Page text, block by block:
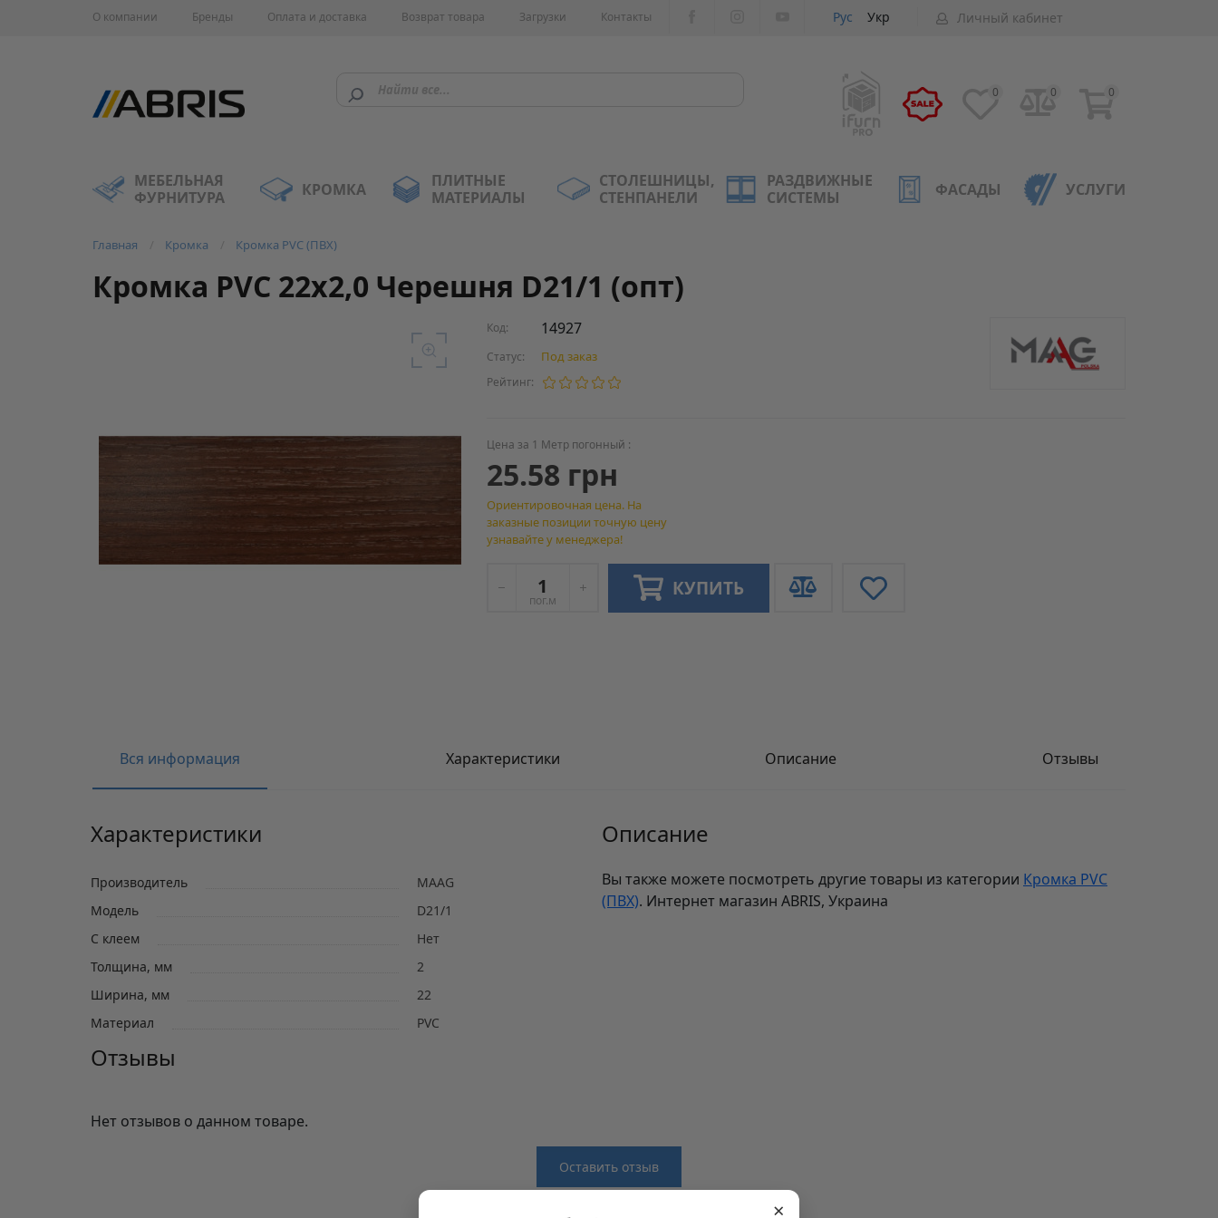
О компании Бренды Оплата и доставка Возврат товара Загрузки Контакты Рус Укр Личный кабинет
0 0 0
МЕБЕЛЬНАЯ
ФУРНИТУРА
КРОМКА
ПЛИТНЫЕ
МАТЕРИАЛЫ
СТОЛЕШНИЦЫ,
СТЕНПАНЕЛИ
РАЗДВИЖНЫЕ
СИСТЕМЫ
ФАСАДЫ УСЛУГИ
Главная Кромка Кромка PVC (ПВХ)
Кромка PVC 22х2,0 Черешня D21/1 (опт)
Код: 14927
Статус: Под заказ
Рейтинг:
Цена за 1 Метр погонный :
25.58 грн
Ориентировочная цена. На
заказные позиции точную цену
узнавайте у менеджера!
пог.м
КУПИТЬ
Вся информация Характеристики Описание Отзывы
Характеристики
Производитель
MAAG
Модель
D21/1
С клеем
Нет
Толщина, мм
2
Ширина, мм
22
Материал
PVC
Описание
Вы также можете посмотреть другие товары из категории Кромка PVC
(ПВХ). Интернет магазин ABRIS, Украина
Отзывы
Нет отзывов о данном товаре.
Оставить отзыв
×